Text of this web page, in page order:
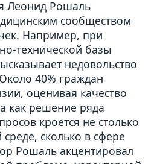
Леонид Рошаль
сообществом
Например, при
технической базы
недовольство
40% граждан
оценивая качество
как решение ряда
кроется не столько
сколько в сфере
Рошаль акцентировал